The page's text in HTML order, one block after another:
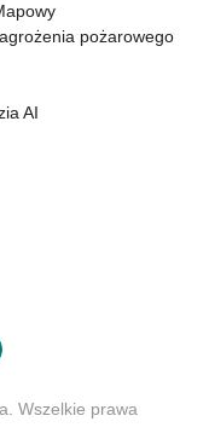
pożarowego
AI
Wszelkie prawa